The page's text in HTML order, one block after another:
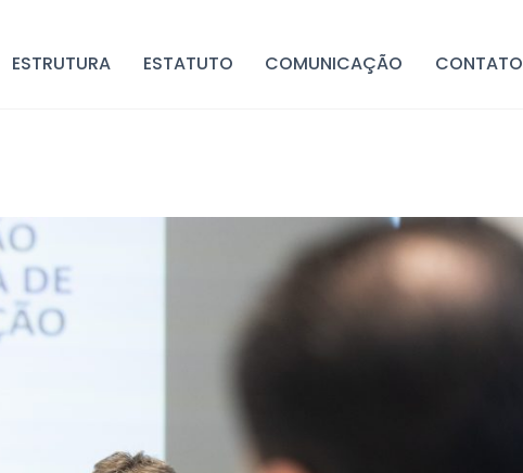
ESTRUTURA ESTATUTO COMUNICAÇÃO CONTATO